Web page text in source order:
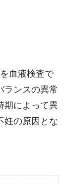
血液検査で
ランスの異常
期によって異
妊の原因とな